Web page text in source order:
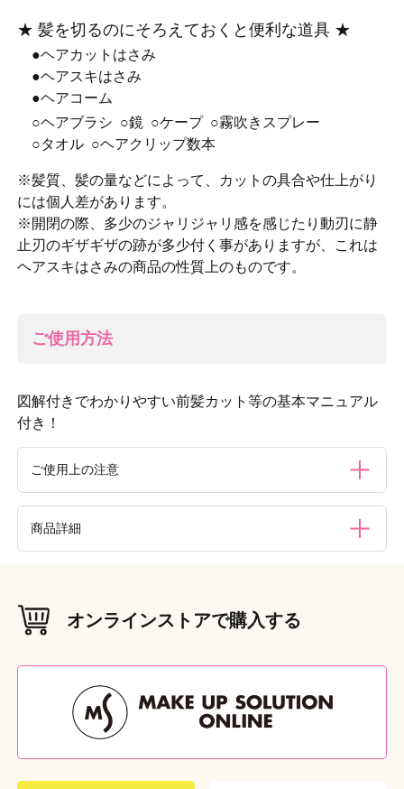
★ 髪を切るのにそろえておくと便利な道具 ★
●ヘアカットはさみ
●ヘアスキはさみ
●ヘアコーム
○ヘアブラシ ○鏡 ○ケープ ○霧吹きスプレー
○タオル ○ヘアクリップ数本
※髪質、髪の量などによって、カットの具合や仕上がり
には個人差があります。
※開閉の際、多少のジャリジャリ感を感じたり動刃に静
止刃のギザギザの跡が多少付く事がありますが、これは
ヘアスキはさみの商品の性質上のものです。
ご使用方法
図解付きでわかりやすい前髪カット等の基本マニュアル
付き！
ご使用上の注意
このはさみは一番良く切れる状態に調整してありますので、
ネジは動かさないようにしてください。●刃はステンレスで
柔らかい乾燥した布でよく拭き取り、通気性のよい所で清潔
に保管してください。●水で洗わないでください。また、水
のご使用は、髪に負担がかかりやすく、枝毛が発生する可能
性があります。カット後はトリートメントなど髪をいたわる
ケアを心がけ、枝毛ができてしまったら、ヘアカットはさみ
でこまめに切る様にしてください。心配な方は、ヘアサロン
等でスキはさみのご使用をご相談ください。●髪に引っ掛か
ってしまうことがあるので、スキはさみを髪から抜く時は、
完全に開いた状態でゆっくりと抜いてください。●本体を落
商品詳細
［ハンドル］ABS樹脂
43g
外装サイズ （W×D×H（mm））
W62 × D10 × H192
オンラインストアで購入する